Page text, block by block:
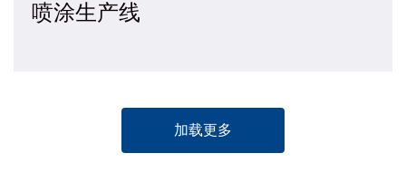
喷涂生产线
加载更多